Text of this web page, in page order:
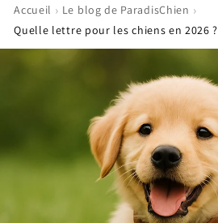
Accueil › Le blog de ParadisChien ›
Quelle lettre pour les chiens en 2026 ?